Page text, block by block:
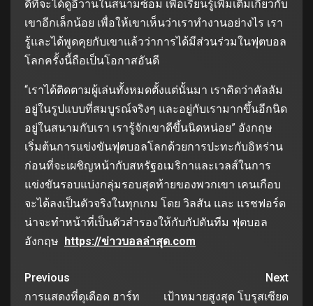
ดีที่จะได้ดูอีวานในสนามซ้อม เพื่อเรียนรู้เพิ่มเติมเกี่ยวกับ
เขาอีกเล็กน้อย เพื่อให้เขาเห็นว่าเราทำงานอย่างไร เรา
รู้และได้พูดคุยกับเขาแล้วว่าการได้มีส่วนร่วมในฟุตบอล
โลกครั้งนี้ถือเป็นโอกาสอันดี
“เราได้ติดตามผู้เล่นทั้งหมดตั้งแต่นั้นมา เราคิดว่าคัลลัม
อยู่ในรูปแบบที่สมบูรณ์จริงๆ และอยู่กับเรามากขึ้นอีกนิด
อยู่ในสนามกับเรา เรารู้จักเขาดีขึ้นนิดหน่อย” อังกฤษ
เริ่มต้นการแข่งขันฟุตบอลโลกด้วยการปะทะกับอิหร่าน
ก่อนที่จะเผชิญหน้ากับสหรัฐอเมริกาและเวลส์ในการ
แข่งขันรอบแบ่งกลุ่มรอบสุดท้ายของพวกเขา เคนเกือบ
จะได้ลงเป็นตัวจริงในทุกเกม โดย วิลสัน และ แรชฟอร์ด
น่าจะทำหน้าที่เป็นตัวสำรองให้กับกัปตันทีม ฟุตบอล
อังกฤษ
https://ข่าวบอลล่าสุด.com
Previous
การแสดงที่ดุเดือด ฮาร์ท
Next
เป้าหมายสูงสุด โบรุสเซียด